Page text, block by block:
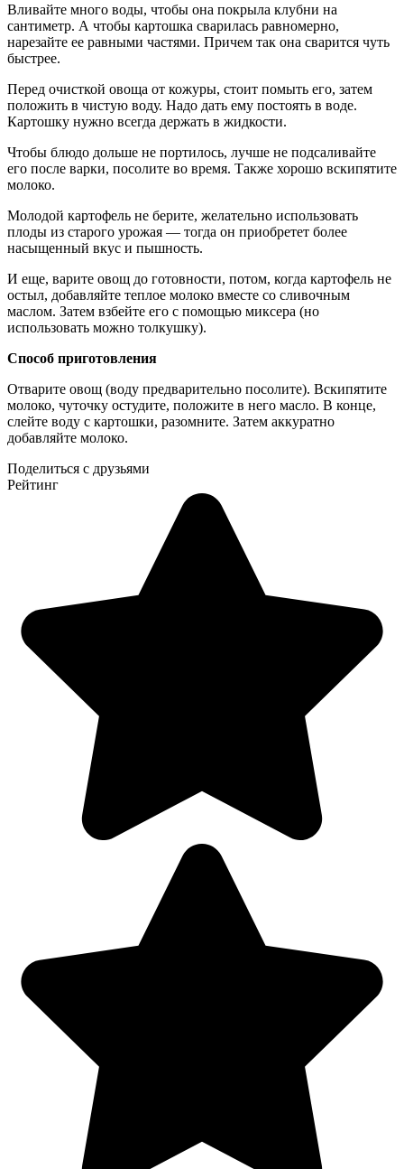
Вливайте много воды, чтобы она покрыла клубни на
сантиметр. А чтобы картошка сварилась равномерно,
нарезайте ее равными частями. Причем так она сварится чуть
быстрее.
Перед очисткой овоща от кожуры, стоит помыть его, затем
положить в чистую воду. Надо дать ему постоять в воде.
Картошку нужно всегда держать в жидкости.
Чтобы блюдо дольше не портилось, лучше не подсаливайте
его после варки, посолите во время. Также хорошо вскипятите
молоко.
Молодой картофель не берите, желательно использовать
плоды из старого урожая — тогда он приобретет более
насыщенный вкус и пышность.
И еще, варите овощ до готовности, потом, когда картофель не
остыл, добавляйте теплое молоко вместе со сливочным
маслом. Затем взбейте его с помощью миксера (но
использовать можно толкушку).
Способ приготовления
Отварите овощ (воду предварительно посолите). Вскипятите
молоко, чуточку остудите, положите в него масло. В конце,
слейте воду с картошки, разомните. Затем аккуратно
добавляйте молоко.
Поделиться с друзьями
Рейтинг